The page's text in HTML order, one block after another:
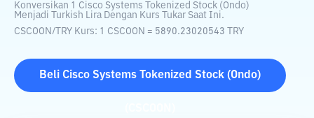
Konversikan 1 Cisco Systems Tokenized Stock (Ondo)
Menjadi Turkish Lira Dengan Kurs Tukar Saat Ini.
CSCOON/ TRY Kurs: 1 CSCOON = 5890.23020543 TRY
Beli Cisco Systems Tokenized Stock (Ondo)